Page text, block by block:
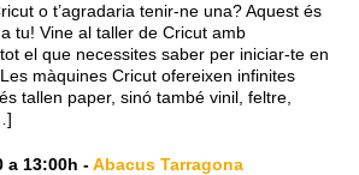
o t’agradaria tenir-ne una? Aquest és
tu! Vine al taller de Cricut amb
el que necessites saber per iniciar-te en
màquines Cricut ofereixen infinites
tallen paper, sinó també vinil, feltre,
a 13:00h -Abacus Tarragona